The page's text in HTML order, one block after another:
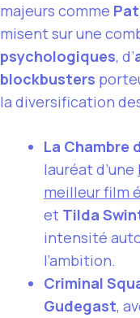
majeurs comme
misent sur une
psychologiques, d’
blockbusters
la diversification
La Chambre
lauréat d’une
meilleur film
et Tilda
intensité
l’ambition.
Criminal
Gudegast,